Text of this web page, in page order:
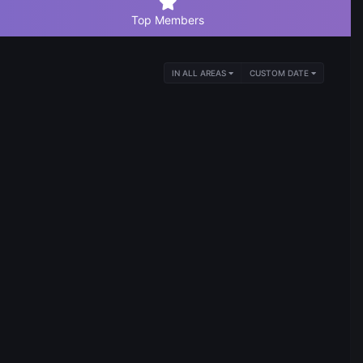
Top Members
IN ALL AREAS CUSTOM DATE